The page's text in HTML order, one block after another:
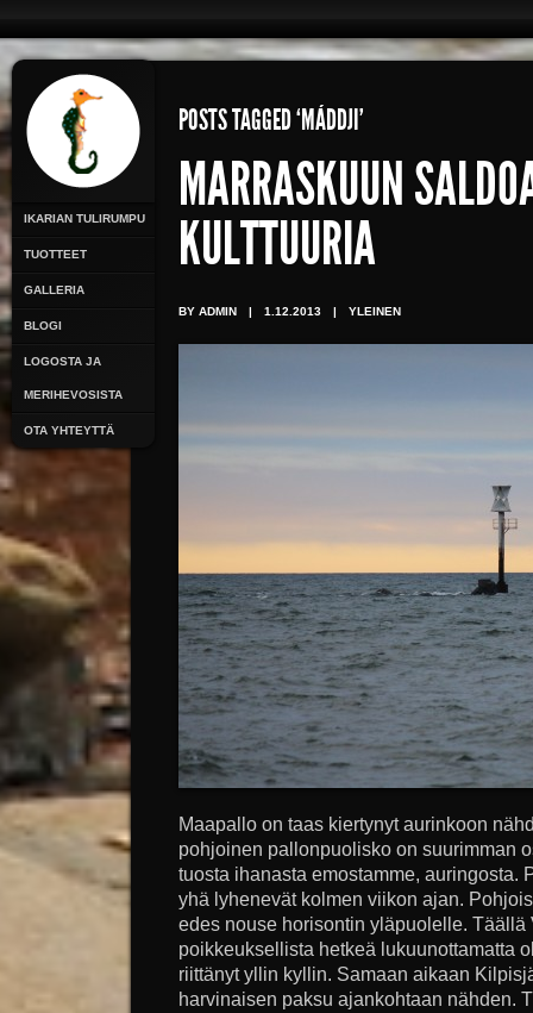
IKARIAN TULIRUMPU
TUOTTEET
GALLERIA
BLOGI
LOGOSTA JA
MERIHEVOSISTA
OTA YHTEYTTÄ
POSTS TAGGED ‘MÁDDJI’
MARRASKUUN
KULTTUURIA
BY ADMIN | 1.12.2013 | YLEINEN
Maapallo on taas kiertynyt aurinkoon
pohjoinen pallonpuolisko on suurimman
tuosta ihanasta emostamme, auringosta.
yhä lyhenevät kolmen viikon ajan.
edes nouse horisontin yläpuolelle. Täällä
poikkeuksellista hetkeä lukuunottamatta
riittänyt yllin kyllin. Samaan aikaan
harvinaisen paksu ajankohtaan nähden.